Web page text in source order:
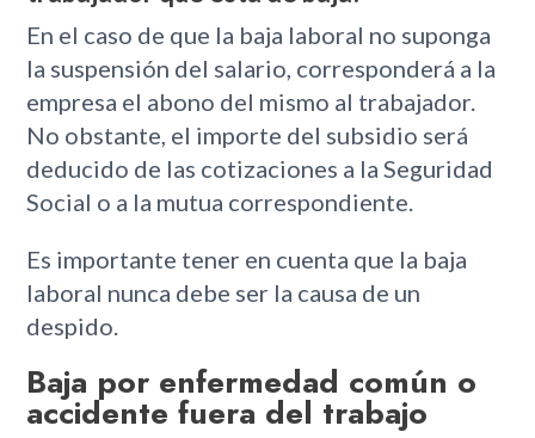
En el caso de que la baja laboral no suponga
la suspensión del salario, corresponderá a la
empresa el abono del mismo al trabajador.
No obstante, el importe del subsidio será
deducido de las cotizaciones a la Seguridad
Social o a la mutua correspondiente.
Es importante tener en cuenta que la baja
laboral nunca debe ser la causa de un
despido.
Baja por enfermedad común o
accidente fuera del trabajo